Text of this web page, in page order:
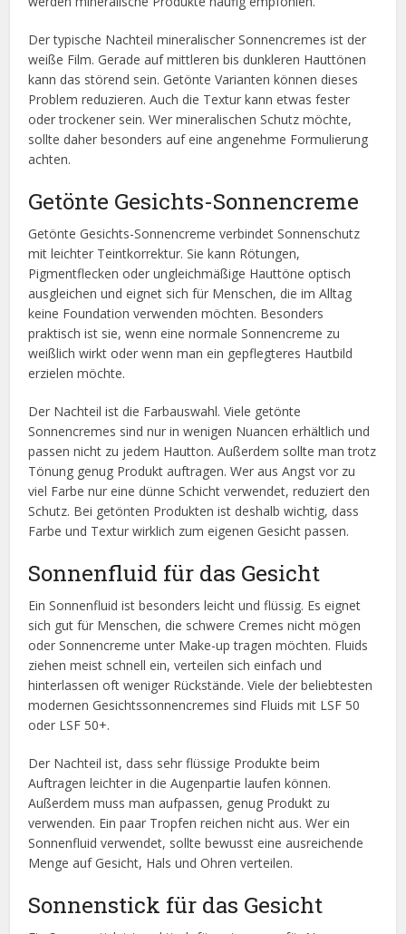
Der typische Nachteil mineralischer Sonnencremes ist der
weiße Film. Gerade auf mittleren bis dunkleren Hauttönen
kann das störend sein. Getönte Varianten können dieses
Problem reduzieren. Auch die Textur kann etwas fester
oder trockener sein. Wer mineralischen Schutz möchte,
sollte daher besonders auf eine angenehme Formulierung
achten.
Getönte Gesichts-Sonnencreme
Getönte Gesichts-Sonnencreme verbindet Sonnenschutz
mit leichter Teintkorrektur. Sie kann Rötungen,
Pigmentflecken oder ungleichmäßige Hauttöne optisch
ausgleichen und eignet sich für Menschen, die im Alltag
keine Foundation verwenden möchten. Besonders
praktisch ist sie, wenn eine normale Sonnencreme zu
weißlich wirkt oder wenn man ein gepflegteres Hautbild
erzielen möchte.
Der Nachteil ist die Farbauswahl. Viele getönte
Sonnencremes sind nur in wenigen Nuancen erhältlich und
passen nicht zu jedem Hautton. Außerdem sollte man trotz
Tönung genug Produkt auftragen. Wer aus Angst vor zu
viel Farbe nur eine dünne Schicht verwendet, reduziert den
Schutz. Bei getönten Produkten ist deshalb wichtig, dass
Farbe und Textur wirklich zum eigenen Gesicht passen.
Sonnenfluid für das Gesicht
Ein Sonnenfluid ist besonders leicht und flüssig. Es eignet
sich gut für Menschen, die schwere Cremes nicht mögen
oder Sonnencreme unter Make-up tragen möchten. Fluids
ziehen meist schnell ein, verteilen sich einfach und
hinterlassen oft weniger Rückstände. Viele der beliebtesten
modernen Gesichtssonnencremes sind Fluids mit LSF 50
oder LSF 50+.
Der Nachteil ist, dass sehr flüssige Produkte beim
Auftragen leichter in die Augenpartie laufen können.
Außerdem muss man aufpassen, genug Produkt zu
verwenden. Ein paar Tropfen reichen nicht aus. Wer ein
Sonnenfluid verwendet, sollte bewusst eine ausreichende
Menge auf Gesicht, Hals und Ohren verteilen.
Sonnenstick für das Gesicht